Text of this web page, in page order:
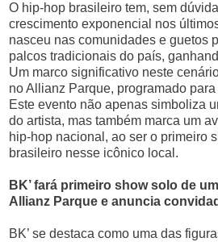
O hip-hop brasileiro tem, sem
crescimento exponencial nos
nasceu nas comunidades e guetos
palcos tradicionais do país,
Um marco significativo neste
no Allianz Parque, programado
Este evento não apenas simboliza
do artista, mas também marca um
hip-hop nacional, ao ser o primeiro
brasileiro nesse icônico local.
BK’ fará primeiro show solo de
Allianz Parque e anuncia
BK’ se destaca como uma das